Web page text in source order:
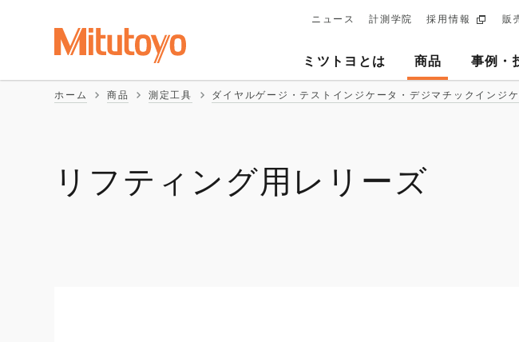
Secondary
Navigation
ミツトヨとは 商品 事例・
メ
イ
ン
ビ
ゲ
ニュース 計測学院 採用情報 販
ホーム 商品 測定工具 ダイヤルゲージ・テストインジケータ・デジマチックインジケ
リフティング用レリーズ